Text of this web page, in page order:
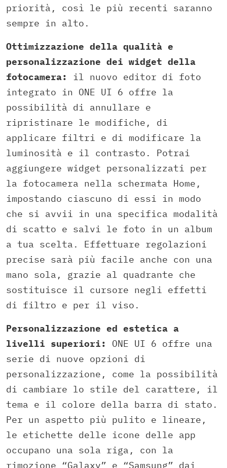
priorità, così le più recenti saranno
sempre in alto.
Ottimizzazione della qualità e
personalizzazione dei widget della
fotocamera:
il nuovo editor di foto
integrato in ONE UI 6 offre la
possibilità di annullare e
ripristinare le modifiche, di
applicare filtri e di modificare la
luminosità e il contrasto. Potrai
aggiungere widget personalizzati per
la fotocamera nella schermata Home,
impostando ciascuno di essi in modo
che si avvii in una specifica modalità
di scatto e salvi le foto in un album
a tua scelta. Effettuare regolazioni
precise sarà più facile anche con una
mano sola, grazie al quadrante che
sostituisce il cursore negli effetti
di filtro e per il viso.
Personalizzazione ed estetica a
livelli superiori:
ONE UI 6 offre una
serie di nuove opzioni di
personalizzazione, come la possibilità
di cambiare lo stile del carattere, il
tema e il colore della barra di stato.
Per un aspetto più pulito e lineare,
le etichette delle icone delle app
occupano una sola riga, con la
rimozione “Galaxy” e “Samsung” dai